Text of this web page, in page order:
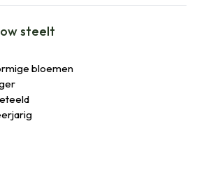
steelt
bloemen